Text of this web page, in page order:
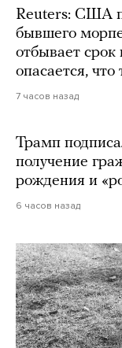
Reuters: США
бывшего
отбывает
опасается,
7 часов назад
Трамп
получение
рождения и
6 часов назад